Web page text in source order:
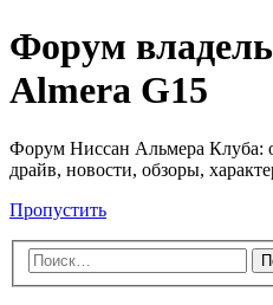
Форум
Almera G15
Форум Ниссан Альмера Клуба:
драйв, новости, обзоры,
Пропустить